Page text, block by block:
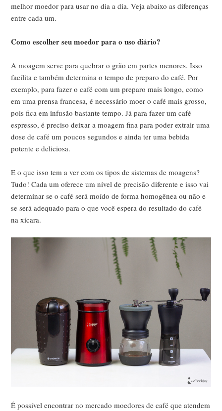
melhor moedor para usar no dia a dia. Veja abaixo as diferenças
entre cada um.
Como escolher seu moedor para o uso diário?
A moagem serve para quebrar o grão em partes menores. Isso
facilita e também determina o tempo de preparo do café. Por
exemplo, para fazer o café com um preparo mais longo, como
em uma prensa francesa, é necessário moer o café mais grosso,
pois fica em infusão bastante tempo. Já para fazer um café
espresso, é preciso deixar a moagem fina para poder extrair uma
dose de café um poucos segundos e ainda ter uma bebida
potente e deliciosa.
E o que isso tem a ver com os tipos de sistemas de moagens?
Tudo! Cada um oferece um nível de precisão diferente e isso vai
determinar se o café será moído de forma homogênea ou não e
se será adequado para o que você espera do resultado do café
na xícara.
É possível encontrar no mercado moedores de café que atendem